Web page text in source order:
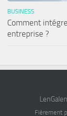
BUSINESS
Comment
entreprise ?
Fièrement